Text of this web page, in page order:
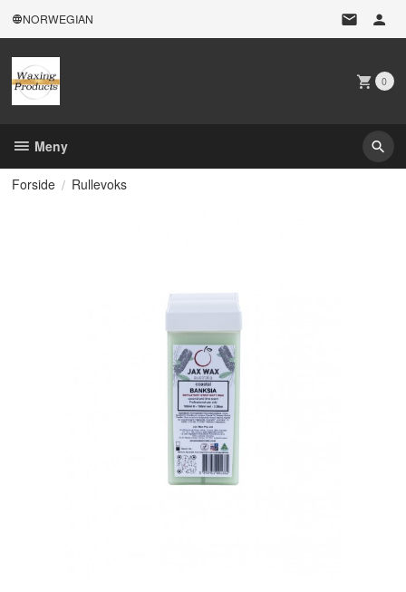
NORWEGIAN
0
Meny
Forside Rullevoks